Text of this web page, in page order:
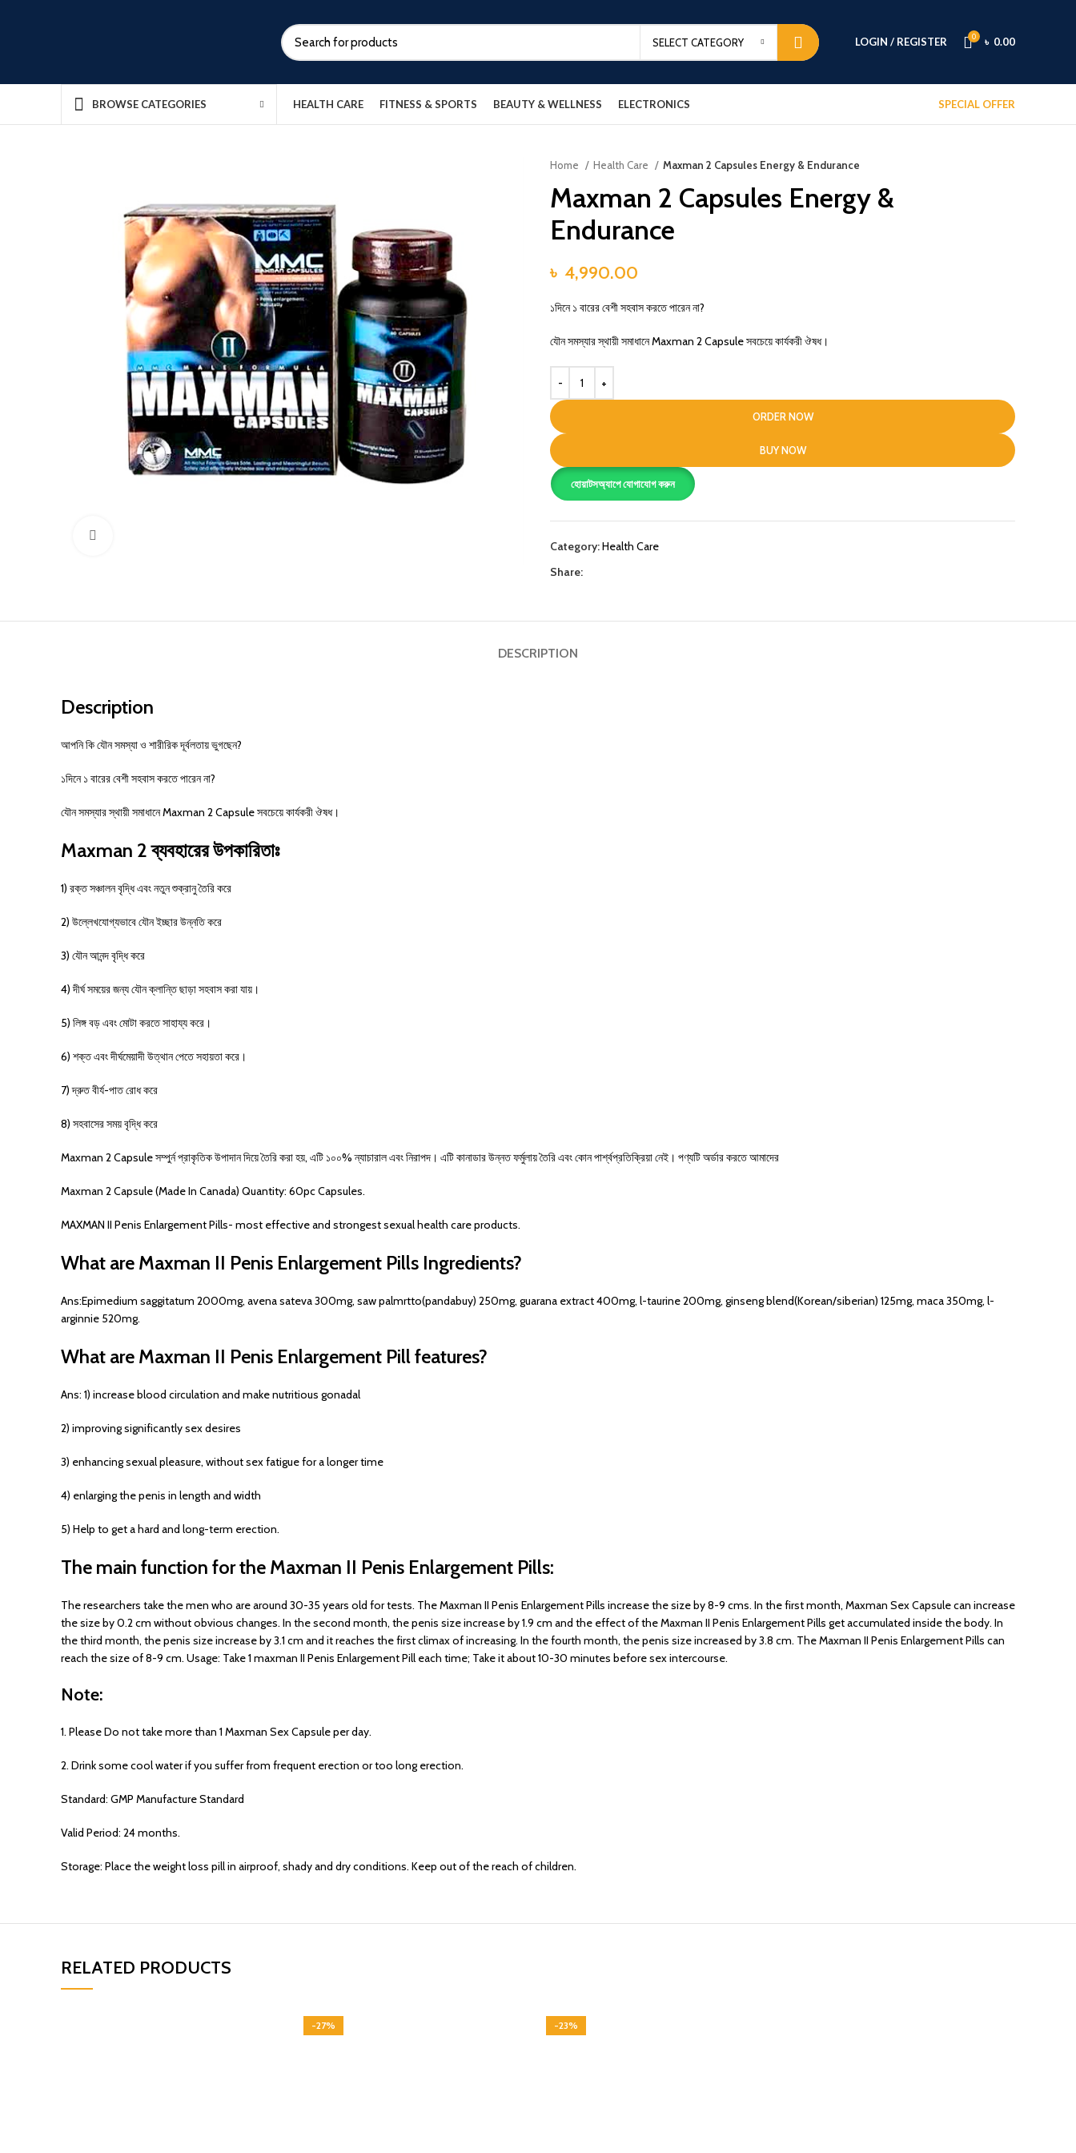
SELECT CATEGORY LOGIN / REGISTER 0 ৳ 0.00
BROWSE CATEGORIES HEALTH CARE FITNESS & SPORTS BEAUTY & WELLNESS ELECTRONICS SPECIAL OFFER
Home Health Care Maxman 2 Capsules Energy & Endurance
Maxman 2 Capsules Energy &
Endurance
৳ 4,990.00
১দিনে ১ বারের বেশী সহবাস করতে পারেন না?
যৌন সমস্যার স্থায়ী সমাধানে Maxman 2 Capsule সবচেয়ে কার্যকরী ঔষধ।
ORDER NOW
BUY NOW
হোয়াটসঅ্যাপে যোগাযোগ করুন
Category:Health Care
Share:
DESCRIPTION
Description
আপনি কি যৌন সমস্যা ও শারীরিক দূর্বলতায় ভুগছেন?
১দিনে ১ বারের বেশী সহবাস করতে পারেন না?
যৌন সমস্যার স্থায়ী সমাধানে Maxman 2 Capsule সবচেয়ে কার্যকরী ঔষধ।
Maxman 2 ব্যবহারের উপকারিতাঃ
1) রক্ত সঞ্চালন বৃদ্ধি এবং নতুন শুক্রানু তৈরি করে
2) উল্লেখযোগ্যভাবে যৌন ইচ্ছার উন্নতি করে
3) যৌন আনন্দ বৃদ্ধি করে
4) দীর্ঘ সময়ের জন্য যৌন ক্লান্তি ছাড়া সহবাস করা যায়।
5) লিঙ্গ বড় এবং মোটা করতে সাহায্য করে।
6) শক্ত এবং দীর্ঘমেয়াদী উত্থান পেতে সহায়তা করে।
7) দ্রুত বীর্য-পাত রোধ করে
8) সহবাসের সময় বৃদ্ধি করে
Maxman 2 Capsule সম্পুর্ন প্রাকৃতিক উপাদান দিয়ে তৈরি করা হয়, এটি ১০০% ন্যাচারাল এবং নিরাপদ। এটি কানাডার উন্নত ফর্মুলায় তৈরি এবং কোন পার্শ্বপ্রতিক্রিয়া নেই। পণ্যটি অর্ডার করতে আমাদের
Maxman 2 Capsule (Made In Canada) Quantity: 60pc Capsules.
MAXMAN II Penis Enlargement Pills- most effective and strongest sexual health care products.
What are Maxman II Penis Enlargement Pills Ingredients?
Ans:Epimedium saggitatum 2000mg, avena sateva 300mg, saw palmrtto(pandabuy) 250mg, guarana extract 400mg, l-taurine 200mg, ginseng blend(Korean/siberian) 125mg, maca 350mg, l-
arginnie 520mg.
What are Maxman II Penis Enlargement Pill features?
Ans: 1) increase blood circulation and make nutritious gonadal
2) improving significantly sex desires
3) enhancing sexual pleasure, without sex fatigue for a longer time
4) enlarging the penis in length and width
5) Help to get a hard and long-term erection.
The main function for the Maxman II Penis Enlargement Pills:
The researchers take the men who are around 30-35 years old for tests. The Maxman II Penis Enlargement Pills increase the size by 8-9 cms. In the first month, Maxman Sex Capsule can increase
the size by 0.2 cm without obvious changes. In the second month, the penis size increase by 1.9 cm and the effect of the Maxman II Penis Enlargement Pills get accumulated inside the body. In
the third month, the penis size increase by 3.1 cm and it reaches the first climax of increasing. In the fourth month, the penis size increased by 3.8 cm. The Maxman II Penis Enlargement Pills can
reach the size of 8-9 cm. Usage: Take 1 maxman II Penis Enlargement Pill each time; Take it about 10-30 minutes before sex intercourse.
Note:
1. Please Do not take more than 1 Maxman Sex Capsule per day.
2. Drink some cool water if you suffer from frequent erection or too long erection.
Standard: GMP Manufacture Standard
Valid Period: 24 months.
Storage: Place the weight loss pill in airproof, shady and dry conditions. Keep out of the reach of children.
RELATED PRODUCTS
-27% -23%